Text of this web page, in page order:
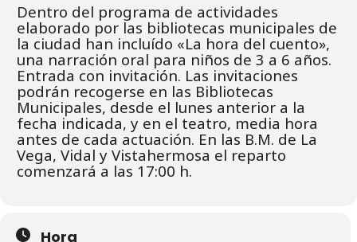
Dentro del programa de actividades
elaborado por las bibliotecas municipales de
la ciudad han incluído «La hora del cuento»,
una narración oral para niños de 3 a 6 años.
Entrada con invitación. Las invitaciones
podrán recogerse en las Bibliotecas
Municipales, desde el lunes anterior a la
fecha indicada, y en el teatro, media hora
antes de cada actuación. En las B.M. de La
Vega, Vidal y Vistahermosa el reparto
comenzará a las 17:00 h.
Hora